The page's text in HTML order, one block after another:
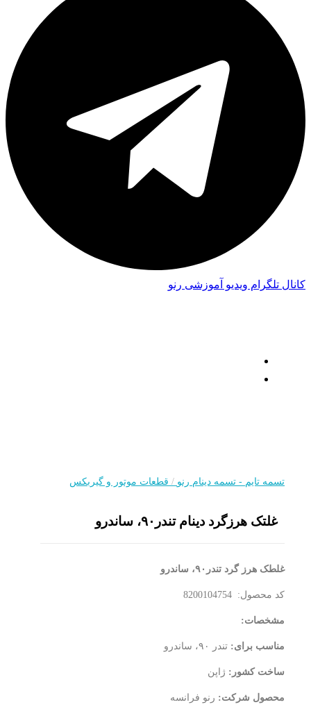
کانال تلگرام ویدیو آموزشی رنو
تسمه تایم - تسمه دینام رنو / قطعات موتور و گیربکس
غلتک هرزگرد دینام تندر۹۰، ساندرو
غلطک هرز گرد تندر ۹۰، ساندرو
کد محصول: 8200104754
مشخصات:
مناسب برای: تندر ۹۰، ساندرو
ساخت کشور : ژاپن
محصول شرکت: رنو فرانسه